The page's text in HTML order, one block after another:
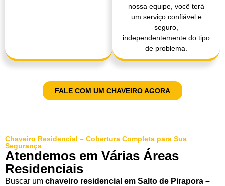
nossa equipe, você terá
um serviço confiável e
seguro,
independentemente do tipo
de problema.
FALE COM UM CHAVEIRO AGORA
Chaveiro Residencial – Cobertura Completa para Sua
Segurança
Atendemos em Várias Áreas
Residenciais
Buscar um chaveiro residencial em Salto de Pirapora –